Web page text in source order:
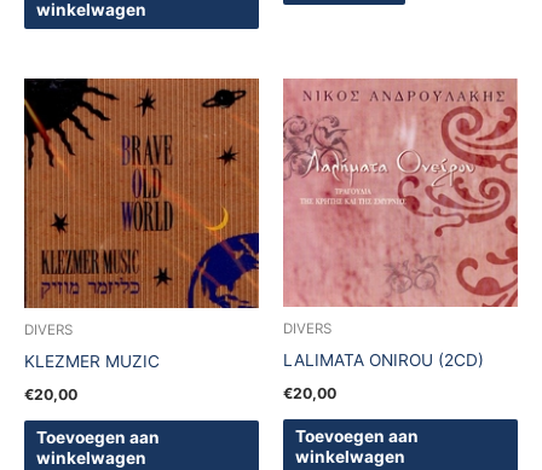
winkelwagen
DIVERS
KLEZMER MUZIC
€20,00
Toevoegen aan
winkelwagen
DIVERS
LALIMATA ONIROU (2CD)
€20,00
Toevoegen aan
winkelwagen